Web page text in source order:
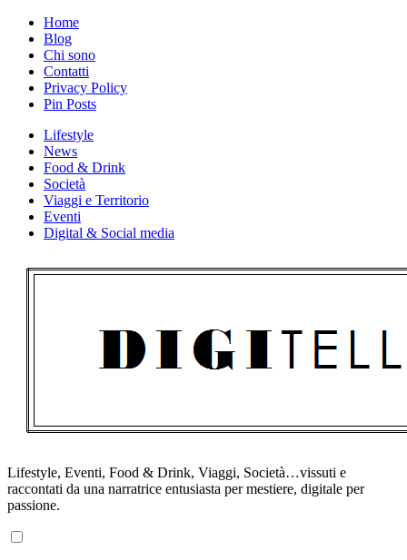
Skip
content
Home
Blog
Chi sono
Contatti
Privacy Policy
Pin Posts
Lifestyle
News
Food & Drink
Società
Viaggi e Territorio
Eventi
Digital & Social media
Lifestyle, Eventi, Food & Drink, Viaggi, Società…vissuti e
raccontati da una narratrice entusiasta per mestiere, digitale per
passione.